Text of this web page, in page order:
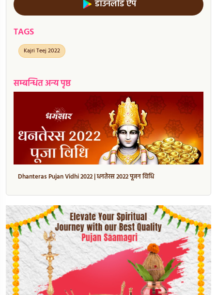
डाउनलोड ऐप
TAGS
Kajri Teej 2022
सम्बन्धित अन्य पृष्ठ
Dhanteras Pujan Vidhi 2022 | धनतेरस 2022 पूजन विधि